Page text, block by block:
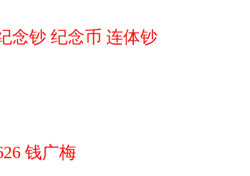
钞 纪念币 连体钞
钱广梅